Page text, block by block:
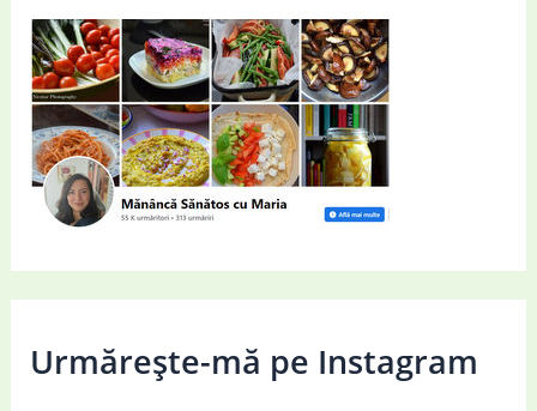
Urmărește-mă pe Instagram